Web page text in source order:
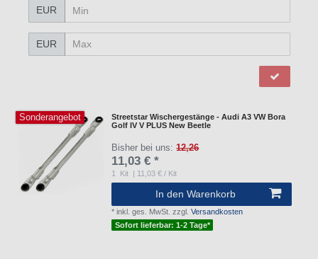
EUR
EUR
Sonderangebot
Streetstar Wischergestänge - Audi A3 VW Bora
Golf IV V PLUS New Beetle
Bisher bei uns:12,26
11,03 € *
1 Kit | 11,03 € / Kit
In den Warenkorb
*inkl. ges. MwSt. zzgl.Versandkosten
Sofort lieferbar: 1-2 Tage*